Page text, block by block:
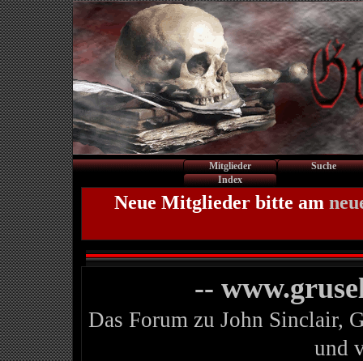
Mitglieder
Suche
Index
Neue Mitglieder bitte am
--
Das Forum zu John Sinclair,
und